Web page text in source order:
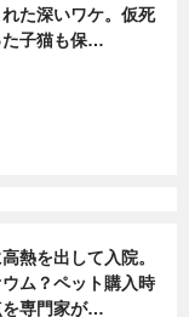
た深いワケ。仮死
た子猫も保…
熱を出して入院。
ム？ペット購入時
を専門家が…